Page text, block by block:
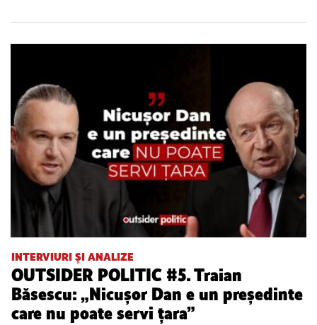
INTERVIURI ȘI ANALIZE
OUTSIDER POLITIC #5. Traian
Băsescu: „Nicușor Dan e un președinte
care nu poate servi țara”